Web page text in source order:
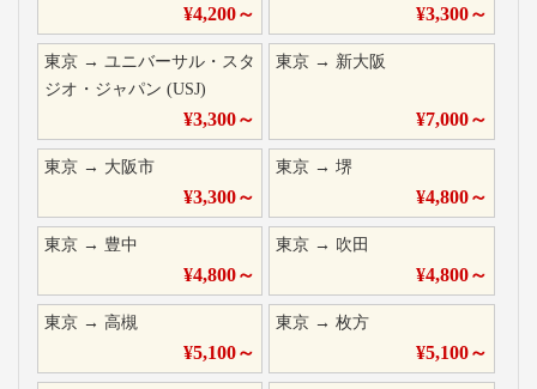
¥4,200～ ¥3,300～
東京 → ユニバーサル・スタ
ジオ・ジャパン (USJ)
¥3,300～
東京 → 新大阪
¥7,000～
東京 → 大阪市
¥3,300～
東京 →堺
¥4,800～
東京 → 豊中
¥4,800～
東京 → 吹田
¥4,800～
東京 → 高槻
¥5,100～
東京 →枚方
¥5,100～